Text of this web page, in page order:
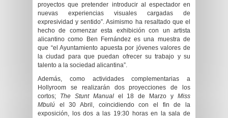
proyectos que pretender introducir al espectador en
nuevas experiencias visuales cargadas de
expresividad y sentido”. Asimismo ha resaltado que el
hecho de comenzar esta exhibición con un artista
alicantino como Ben Fernández es una muestra de
que “el Ayuntamiento apuesta por jóvenes valores de
la ciudad para que puedan ofrecer su trabajo y su
talento a la sociedad alicantina”.
Además, como actividades complementarias a
Hollyroom se realizarán dos proyecciones de los
cortos; The Stunt Manual el 18 de Marzo yMiss
Mbulú el 30 Abril, coincidiendo con el fin de la
exposición, los dos a las 19:30 horas en la sala de